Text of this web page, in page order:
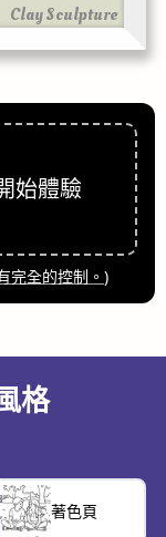
Clay Sculpture
始體驗
完全的控制。 )
格
著色頁